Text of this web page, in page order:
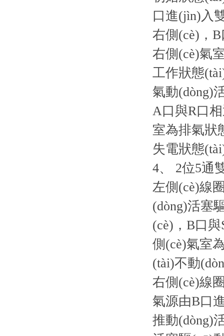
口進(jìn)入
右側(cè)，
右側(cè)氣
工作狀態
氣動(dòng)
A口與R口
室為排氣狀
失電狀態
4、 2位5通
左側(cè)線
(dòng)活塞
(cè)，B口
側(cè)氣室
(tài)不動
右側(cè)線
氣源由B口
推動(dòng)